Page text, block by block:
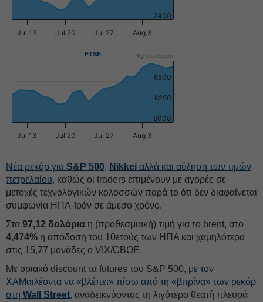
Jul 13 Jul 20 Jul 27 Aug 3
2400
FTSE
Jul 13 Jul 20 Jul 27 Aug 3
6000
6250
6500
Highcharts.com
Νέα ρεκόρ για S&P 500, Nikkei αλλά και αύξηση των τιμών
πετρελαίου, καθώς οι traders επιμένουν με αγορές σε
μετοχές τεχνολογικών κολοσσών παρά το ότι δεν διαφαίνεται
συμφωνία ΗΠΑ-Ιράν σε άμεσο χρόνο.
Στα 97,12 δολάρια η (προθεσμιακή) τιμή για το brent, στο
4,474% η απόδοση του 10ετούς των ΗΠΑ και χαμηλότερα
στις 15,77 μονάδες ο VIX/CBOE.
Με οριακό discount τα futures του S&P 500, με τον
ΧΑΜαιλέοντα να «βλέπει» πίσω από τη «βιτρίνα» των ρεκόρ
στη Wall Street, αναδεικνύοντας τη λιγότερο θεατή πλευρά